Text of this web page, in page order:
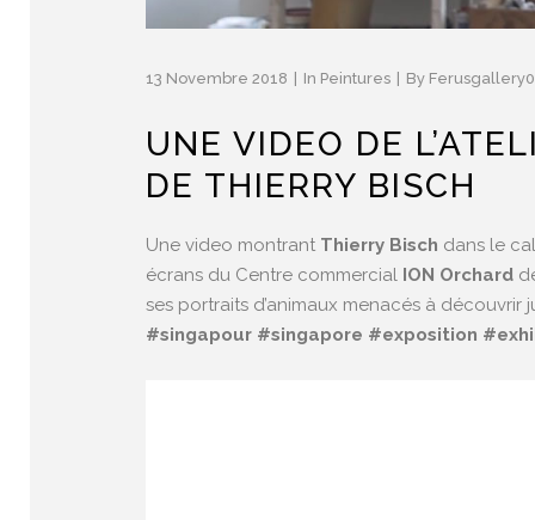
13 Novembre 2018 In Peintures By
UNE VIDEO DE
DE THIERRY BISCH
Une video montrant Thierry Bisch dans le
écrans du Centre commercial ION Orchard
ses portraits d’animaux menacés à
#singapour #singapore #exposition #